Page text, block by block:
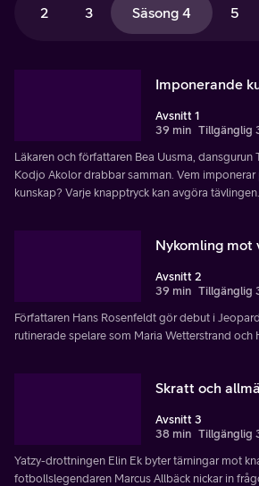
2 3 Säsong 4 5
Imponerande
Avsnitt 1
39 min Tillgänglig
Läkaren och författaren Bea Uusma, dansgurun
Kodjo Akolor drabbar samman. Vem
kunskap? Varje knapptryck kan avgöra tävlingen.
Nykomling mot
Avsnitt 2
39 min Tillgänglig
Författaren Hans Rosenfeldt gör debut i
rutinerade spelare som Maria Wetterstrand och
Skratt och
Avsnitt 3
38 min Tillgänglig
Yatzy-drottningen Elin Ek byter tärningar mot
fotbollslegendaren Marcus Allbäck nickar in